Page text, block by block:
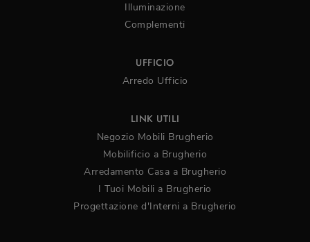
Illuminazione
Complementi
UFFICIO
Arredo Ufficio
LINK UTILI
Negozio Mobili Brugherio
Mobilificio a Brugherio
Arredamento Casa a Brugherio
I Tuoi Mobili a Brugherio
Progettazione d'Interni a Brugherio